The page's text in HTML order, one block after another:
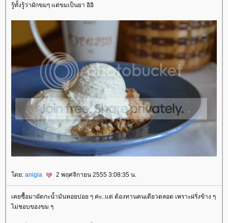
รู้ทั้งรู้ว่าผักขมๆ แต่ขมเป็นยา อิอิ
ดย: anigia 2 พฤศจิกายน 2555 3:08:35 น.
เคยซื้อมาผัดกะน้ำมันหอยบ่อย ๆ ค่ะ..แต่ ต้องทานคนเดียวตลอด เพราะฝรั่งข้าง ๆ
ไม่ชอบของขม ๆ